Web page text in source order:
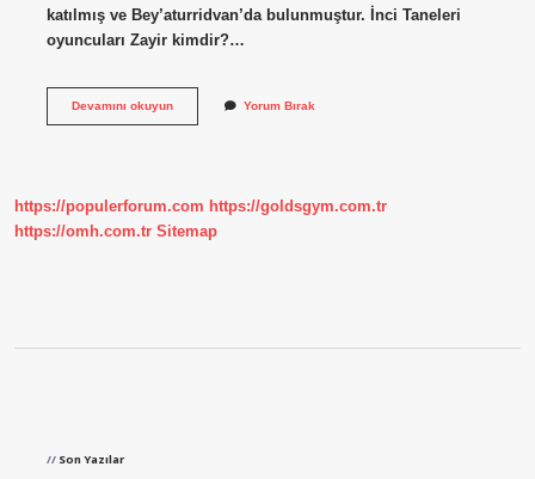
katılmış ve Bey’aturridvan’da bulunmuştur. İnci Taneleri
oyuncuları Zayir kimdir?…
Devamını okuyunZâhir
Yorum Bırak
https://populerforum.com https://goldsgym.com.tr
https://omh.com.tr Sitemap
Son Yazılar